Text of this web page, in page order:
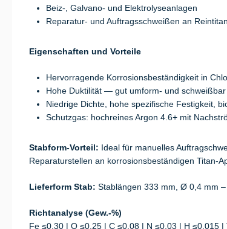
Beiz-, Galvano- und Elektrolyseanlagen
Reparatur- und Auftragsschweißen an
Eigenschaften und Vorteile
Hervorragende Korrosionsbeständigkeit in
Hohe Duktilität — gut umform- und schweißbar
Niedrige Dichte, hohe spezifische Festigkeit,
Schutzgas: hochreines Argon 4.6+ mit
Stabform-Vorteil: Ideal für manuelles
Reparaturstellen an korrosionsbeständigen Titan-
Lieferform Stab: Stablängen 333 mm, Ø 0,4 mm –
Richtanalyse (Gew.-%)
Fe ≤0,30 | O ≤0,25 | C ≤0,08 | N ≤0,03 | H ≤0,015 |